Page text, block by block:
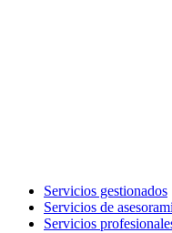
Servicios gestionados
Servicios de
Servicios